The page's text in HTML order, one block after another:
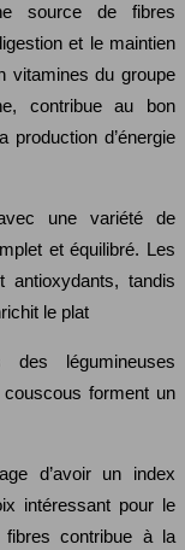
source de fibres
et le maintien
vitamines du groupe
contribue au bon
d’énergie
une variété de
et équilibré. Les
antioxydants, tandis
le plat
légumineuses
forment un
d’avoir un index
intéressant pour le
contribue à la